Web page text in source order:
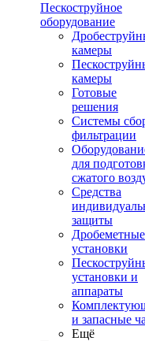
Пескоструйное
оборудование
камеры
камеры
Готовые
решения
Системы
фильтрации
для
сжатого
Средства
защиты
Дробеметные
установки
установки и
аппараты
и запасные
Ещё